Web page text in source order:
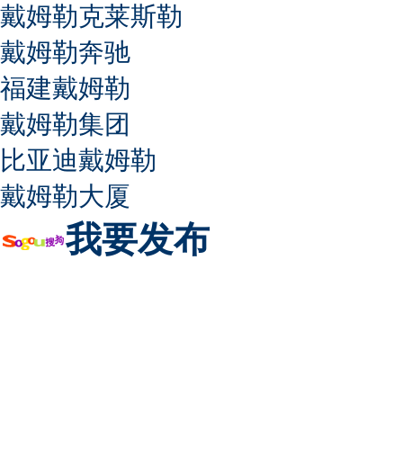
戴姆勒克莱斯勒
戴姆勒奔驰
福建戴姆勒
戴姆勒集团
比亚迪戴姆勒
戴姆勒大厦
我要发布